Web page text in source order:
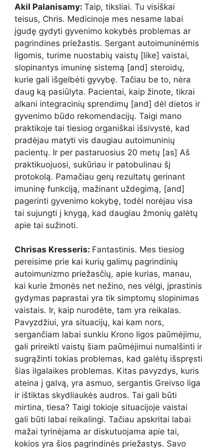
Akil Palanisamy: Taip, tiksliai. Tu visiškai
teisus, Chris. Medicinoje mes nesame labai
įgudę gydyti gyvenimo kokybės problemas ar
pagrindines priežastis. Sergant autoimuninėmis
ligomis, turime nuostabių vaistų [like] vaistai,
slopinantys imuninę sistemą [and] steroidų,
kurie gali išgelbėti gyvybę. Tačiau be to, nėra
daug ką pasiūlyta. Pacientai, kaip žinote, tikrai
alkani integracinių sprendimų [and] dėl dietos ir
gyvenimo būdo rekomendacijų. Taigi mano
praktikoje tai tiesiog organiškai išsivystė, kad
pradėjau matyti vis daugiau autoimuninių
pacientų. Ir per pastaruosius 20 metų [as] Aš
praktikuojuosi, sukūriau ir patobulinau šį
protokolą. Pamačiau gerų rezultatų gerinant
imuninę funkciją, mažinant uždegimą, [and]
pagerinti gyvenimo kokybę, todėl norėjau visa
tai sujungti į knygą, kad daugiau žmonių galėtų
apie tai sužinoti.
Chrisas Kresseris: Fantastinis. Mes tiesiog
pereisime prie kai kurių galimų pagrindinių
autoimunizmo priežasčių, apie kurias, manau,
kai kurie žmonės net nežino, nes vėlgi, įprastinis
gydymas paprastai yra tik simptomų slopinimas
vaistais. Ir, kaip nurodėte, tam yra reikalas.
Pavyzdžiui, yra situacijų, kai kam nors,
sergančiam labai sunkiu Krono ligos paūmėjimu,
gali prireikti vaistų šiam paūmėjimui numalšinti ir
sugrąžinti tokias problemas, kad galėtų išspręsti
šias ilgalaikes problemas. Kitas pavyzdys, kuris
ateina į galvą, yra asmuo, sergantis Greivso liga
ir ištiktas skydliaukės audros. Tai gali būti
mirtina, tiesa? Taigi tokioje situacijoje vaistai
gali būti labai reikalingi. Tačiau apskritai labai
mažai tyrinėjama ar diskutuojama apie tai,
kokios yra šios pagrindinės priežastys. Savo